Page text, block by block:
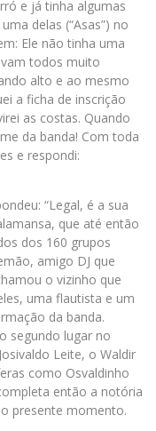
e já tinha algumas
delas (“Asas”) no
Ele não tinha uma
todos muito
alto e ao mesmo
a ficha de inscrição
as costas. Quando
da banda! Com toda
e respondi:
“Legal, é a sua
que até então
dos 160 grupos
amigo DJ que
o vizinho que
uma flautista e um
da banda.
segundo lugar no
Leite, o Waldir
como Osvaldinho
então a notória
presente momento.